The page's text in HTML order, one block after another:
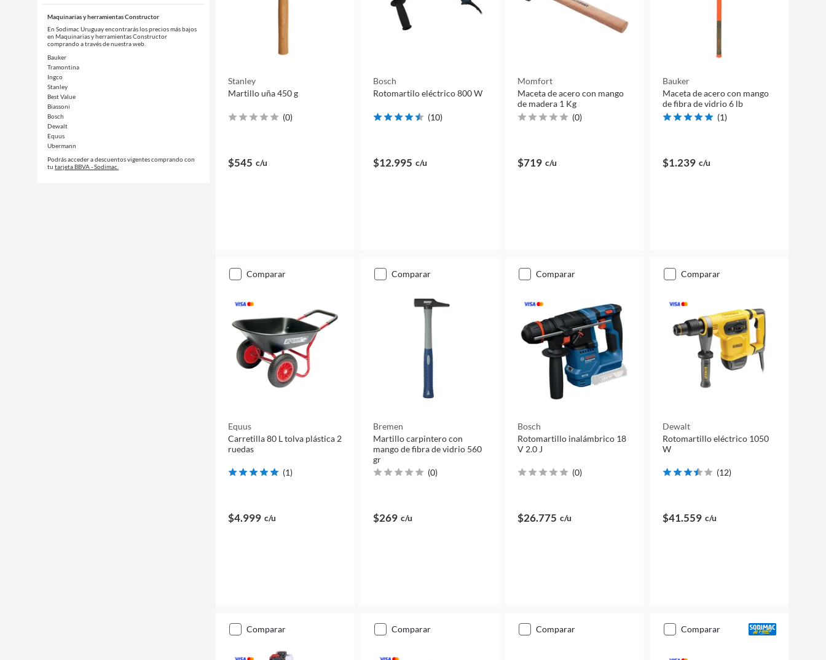
Maquinarias y herramientas Constructor
En Sodimac Uruguay encontrarás los precios más bajos
en Maquinarias y herramientas Constructor
comprando a través de nuestra web.
Bauker
Tramontina
Ingco
Stanley
Best Value
Biassoni
Bosch
Dewalt
Equus
Ubermann
Podrás acceder a descuentos vigentes comprando con
tu tarjeta BBVA - Sodimac.
Stanley
Martillo uña 450 g
(0)
$545 c/u
Bosch
Rotomartilo eléctrico 800 W
(10)
$12.995 c/u
Momfort
Maceta de acero con mango
de madera 1 Kg
(0)
$719 c/u
Bauker
Maceta de acero con mango
de fibra de vidrio 6 lb
(1)
$1.239 c/u
comparar
Equus
Carretilla 80 L tolva plástica 2
ruedas
(1)
$4.999 c/u
comparar
Bremen
Martillo carpintero con
mango de fibra de vidrio 560
gr
(0)
$269 c/u
comparar
Bosch
Rotomartillo inalámbrico 18
V 2.0 J
(0)
$26.775 c/u
comparar
Dewalt
Rotomartillo eléctrico 1050
W
(12)
$41.559 c/u
comparar comparar comparar comparar